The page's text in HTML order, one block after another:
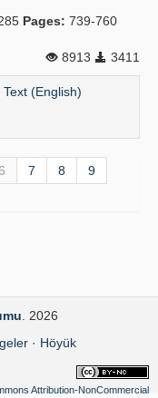
Pages: 739-760
8913
3411
Text (English)
7 8
9
. 2026
· Höyük
Attribution-NonCommercial